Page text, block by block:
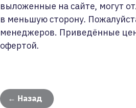
выложенные на сайте, могут
в меньшую сторону.
менеджеров. Приведённые
офертой.
← Назад